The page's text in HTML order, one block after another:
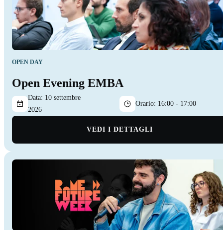
OPEN DAY
Open Evening EMBA
Data: 10 settembre
2026
Orario: 16:00 - 17:00
VEDI I DETTAGLI